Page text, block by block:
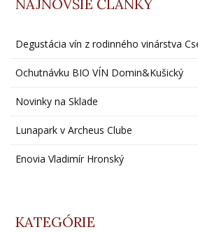
NAJNOVŠIE ČLÁNKY
Degustácia vín z rodinného vinárstva
Ochutnávku BIO VÍN Domin&Kušický
Novinky na Sklade
Lunapark v Archeus Clube
Enovia Vladimír Hronský
KATEGÓRIE